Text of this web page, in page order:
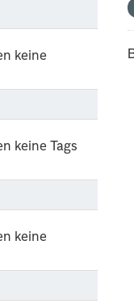
keine
keine Tags
keine